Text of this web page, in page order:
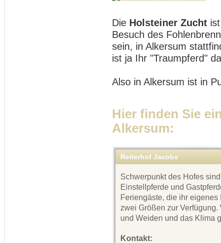
Die Holsteiner Zucht
Besuch des
sein, in Alkersum
ist ja Ihr "Traumpferd"
Also in Alkersum ist in
Hier finden Sie
Alkersum:
Reiterhof Jacobs
Schwerpunkt des Hofes
Einstellpferde und
Feriengäste, die ihr
zwei Größen zur
und Weiden und das Klima
Kontakt: